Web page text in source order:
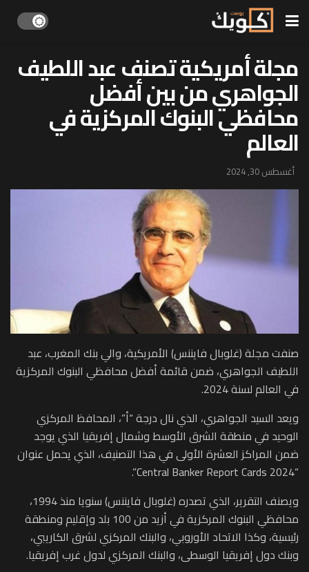
مجلة أمريكية تصنف عبد اللطيف
الجواهري من بين أفضل
محافظي البنوك المركزية في
العالم
أغسطس 30, 2024
صنفت مجلة (غلوبال فايننس) الأمريكية، والي بنك المغرب، عبد
اللطيف الجواهري، ضمن قائمة أفضل محافظي البنوك المركزية
في العالم لسنة 2024.
ويعد السيد الجواهري، الذي نال درجة “أ”، المحافظ المركزي
الوحيد في منطقة الشرق الأوسط وشمال إفريقيا الذي يوجد
ضمن المراكز العشرة الأولى في هذا التصنيف، الذي يحمل عنوان
“Central Banker Report Cards 2024”.
ويصنف التقرير، الذي تصدره (غلوبال فايننس) سنويا منذ 1994،
محافظي البنوك المركزية في أزيد من 100 بلد وإقليم ومنطقة
رئيسية، وكذا الاتحاد الأوروبي، والبنك المركزي لشرق الكاريبي،
وبنك دول إفريقيا الوسطى، والبنك المركزي لدول غرب إفريقيا.